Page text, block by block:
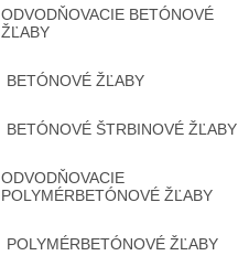
ODVODŇOVACIE BETÓNOVÉ
ŽĽABY
BETÓNOVÉ ŽĽABY
BETÓNOVÉ ŠTRBINOVÉ ŽĽABY
ODVODŇOVACIE
POLYMÉRBETÓNOVÉ ŽĽABY
POLYMÉRBETÓNOVÉ ŽĽABY